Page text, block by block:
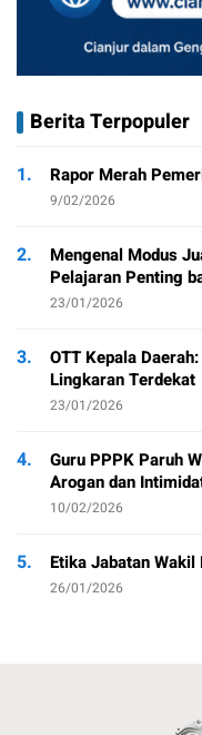
Berita Terpopuler
1. Rapor Merah
9/02/2026
2.
Mengenal Modus
Pelajaran Penting
23/01/2026
3.
OTT Kepala
Lingkaran Terdekat
23/01/2026
4.
Guru PPPK Paruh
Arogan dan
10/02/2026
5. Etika Jabatan
26/01/2026